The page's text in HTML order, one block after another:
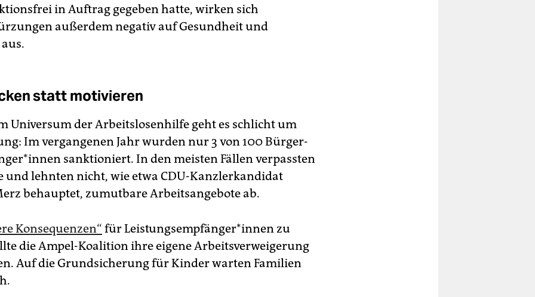
in Auftrag gegeben hatte, wirken sich
außerdem negativ auf Gesundheit und
statt motivieren
Universum der Arbeitslosenhilfe geht es schlicht um
Im vergangenen Jahr wurden nur 3 von 100 Bür­ger­
sanktioniert. In den meisten Fällen verpassten
und lehnten nicht, wie etwa CDU-Kanzlerkandidat
behauptet, zumutbare Arbeitsangebote ab.
Konsequenzen“ für Leis­tungs­emp­fän­ge­r*in­nen zu
die Ampel-Koalition ihre eigene Arbeitsverweigerung
Auf die Grundsicherung für Kinder warten Familien